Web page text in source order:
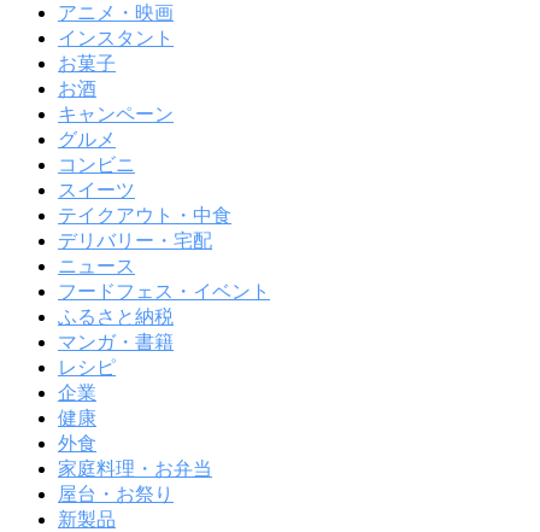
アニメ・映画
インスタント
お菓子
お酒
キャンペーン
グルメ
コンビニ
スイーツ
テイクアウト・中食
デリバリー・宅配
ニュース
フードフェス・イベント
ふるさと納税
マンガ・書籍
レシピ
企業
健康
外食
家庭料理・お弁当
屋台・お祭り
新製品